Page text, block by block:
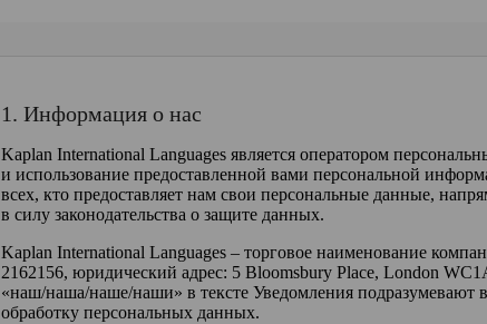
1. Информация о нас
Kaplan International Languages является оператором
и использование предоставленной вами персональной
всех, кто предоставляет нам свои персональные данные,
в силу законодательства о защите данных.
Kaplan International Languages – торговое наименование
2162156, юридический адрес: 5 Bloomsbury Place, London
«наш/наша/наше/наши» в тексте Уведомления подразумевают
обработку персональных данных.